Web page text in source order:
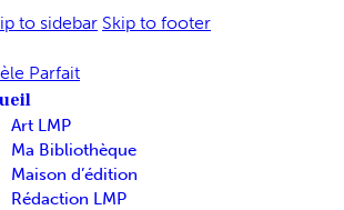
to sidebar Skip to footer
Art LMP
Ma Bibliothèque
Maison d’édition
Rédaction LMP